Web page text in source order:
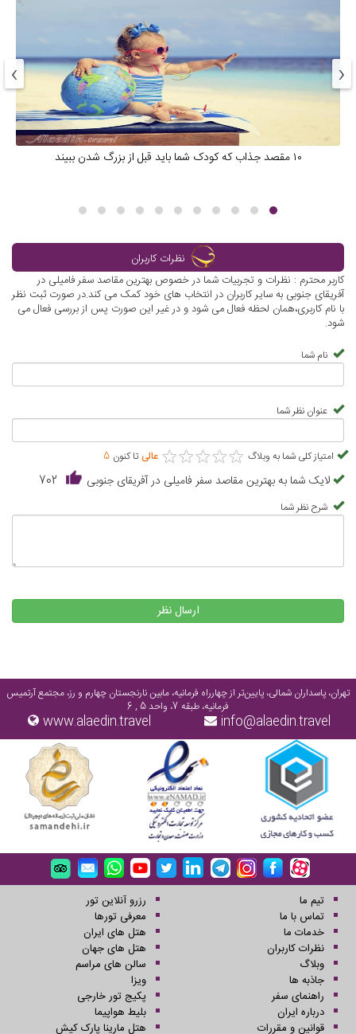
۱۰ مقصد جذاب که کودک شما باید قبل از بزرگ شدن ببیند
‹
›
نظرات کاربران
کاربر محترم : نظرات و تجربیات شما در خصوص بهترین مقاصد سفر فامیلی در
آفریقای جنوبی به سایر کاربران در انتخاب های خود کمک می کند.در صورت ثبت نظر
با نام کاربری،همان لحظه فعال می شود و در غیر این صورت پس از بررسی فعال می
شود.
نام شما
عنوان نظر شما
امتیاز کلی شما به وبلاگ ★★★★★
★★★★★ عالی تا کنون 5
لایک شما به بهترین مقاصد سفر فامیلی در آفریقای جنوبی 702
شرح نظر شما
ارسال نظر
تهران، پاسداران شمالی، پایین‌تر از چهارراه فرمانیه، مابین نارنجستان چهارم و رز، مجتمع آرتمیس
فرمانیه، طبقه 7، واحد 5 , 6
info@alaedin.travel
www.alaedin.travel
تیم ما
تماس با ما
خدمات ما
نظرات کاربران
وبلاگ
جاذبه ها
راهنمای سفر
درباره ایران
قوانین و مقررات
رزرو آنلاین تور
معرفی تورها
هتل های ایران
هتل های جهان
سالن های مراسم
ویزا
پکیج تور خارجی
بلیط هواپیما
هتل مارینا پارک کیش